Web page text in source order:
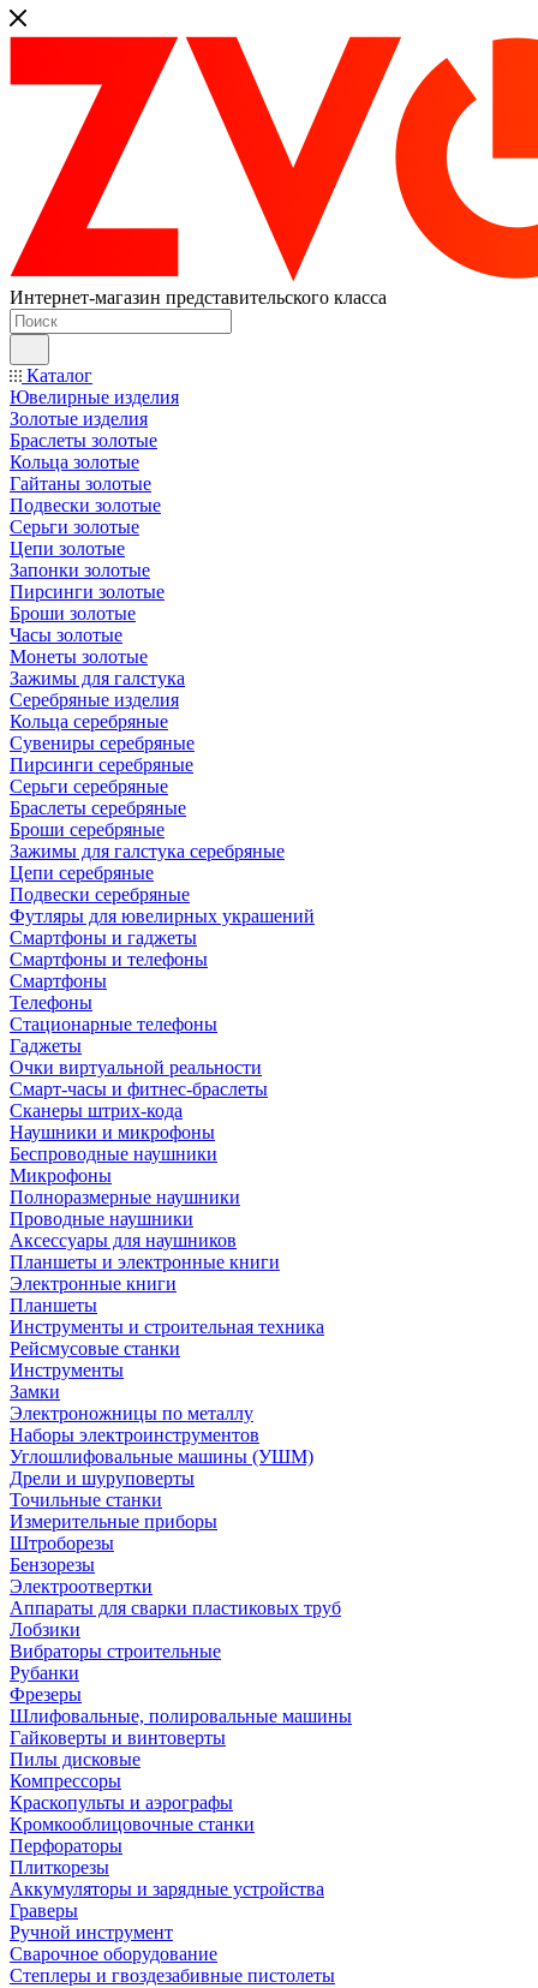
Интернет-магазин представительского класса
Каталог
Ювелирные изделия
Золотые изделия
Браслеты золотые
Кольца золотые
Гайтаны золотые
Подвески золотые
Серьги золотые
Цепи золотые
Запонки золотые
Пирсинги золотые
Броши золотые
Часы золотые
Монеты золотые
Зажимы для галстука
Серебряные изделия
Кольца серебряные
Сувениры серебряные
Пирсинги серебряные
Серьги серебряные
Браслеты серебряные
Броши серебряные
Зажимы для галстука серебряные
Цепи серебряные
Подвески серебряные
Футляры для ювелирных украшений
Смартфоны и гаджеты
Смартфоны и телефоны
Смартфоны
Телефоны
Стационарные телефоны
Гаджеты
Очки виртуальной реальности
Смарт-часы и фитнес-браслеты
Сканеры штрих-кода
Наушники и микрофоны
Беспроводные наушники
Микрофоны
Полноразмерные наушники
Проводные наушники
Аксессуары для наушников
Планшеты и электронные книги
Электронные книги
Планшеты
Инструменты и строительная техника
Рейсмусовые станки
Инструменты
Замки
Электроножницы по металлу
Наборы электроинструментов
Углошлифовальные машины (УШМ)
Дрели и шуруповерты
Точильные станки
Измерительные приборы
Штроборезы
Бензорезы
Электроотвертки
Аппараты для сварки пластиковых труб
Лобзики
Вибраторы строительные
Рубанки
Фрезеры
Шлифовальные, полировальные машины
Гайковерты и винтоверты
Пилы дисковые
Компрессоры
Краскопульты и аэрографы
Кромкооблицовочные станки
Перфораторы
Плиткорезы
Аккумуляторы и зарядные устройства
Граверы
Ручной инструмент
Сварочное оборудование
Степлеры и гвоздезабивные пистолеты